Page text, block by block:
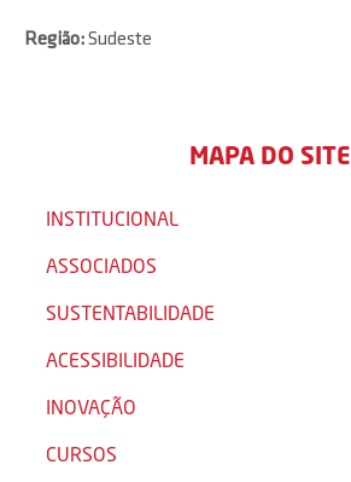
Região:Sudeste
MAPA DO SITE
INSTITUCIONAL
ASSOCIADOS
SUSTENTABILIDADE
ACESSIBILIDADE
INOVAÇÃO
CURSOS